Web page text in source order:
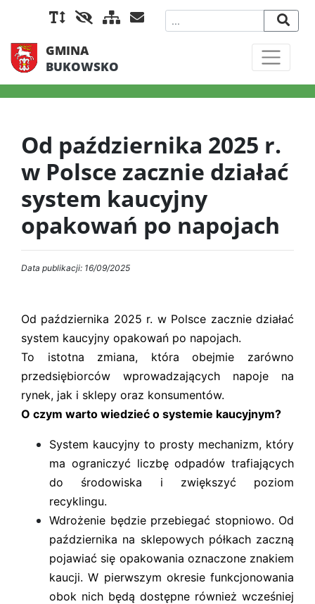
GMINA
BUKOWSKO
Od października 2025 r.
w Polsce zacznie działać
system kaucyjny
opakowań po napojach
Data publikacji: 16/09/2025
Od października 2025 r. w Polsce zacznie działać
system kaucyjny opakowań po napojach.
To istotna zmiana, która obejmie zarówno
przedsiębiorców wprowadzających napoje na
rynek, jak i sklepy oraz konsumentów.
O czym warto wiedzieć o systemie kaucyjnym?
System kaucyjny to prosty mechanizm, który
ma ograniczyć liczbę odpadów trafiających
do środowiska i zwiększyć poziom
recyklingu.
Wdrożenie będzie przebiegać stopniowo. Od
października na sklepowych półkach zaczną
pojawiać się opakowania oznaczone znakiem
kaucji. W pierwszym okresie funkcjonowania
obok nich będą dostępne również wcześniej